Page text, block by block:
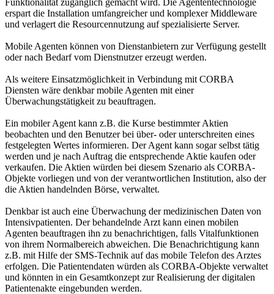
erspart die Installation umfangreicher und komplexer Middleware
und verlagert die Resourcennutzung auf spezialisierte Server.
Mobile Agenten können von Dienstanbietern zur Verfügung gestellt
oder nach Bedarf vom Dienstnutzer erzeugt werden.
Als weitere Einsatzmöglichkeit in Verbindung mit CORBA
Diensten wäre denkbar mobile Agenten mit einer
Überwachungstätigkeit zu beauftragen.
Ein mobiler Agent kann z.B. die Kurse bestimmter Aktien
beobachten und den Benutzer bei über- oder unterschreiten eines
festgelegten Wertes informieren. Der Agent kann sogar selbst tätig
werden und je nach Auftrag die entsprechende Aktie kaufen oder
verkaufen. Die Aktien würden bei diesem Szenario als CORBA-
Objekte vorliegen und von der verantwortlichen Institution, also der
die Aktien handelnden Börse, verwaltet.
Denkbar ist auch eine Überwachung der medizinischen Daten von
Intensivpatienten. Der behandelnde Arzt kann einen mobilen
Agenten beauftragen ihn zu benachrichtigen, falls Vitalfunktionen
von ihrem Normalbereich abweichen. Die Benachrichtigung kann
z.B. mit Hilfe der SMS-Technik auf das mobile Telefon des Arztes
erfolgen. Die Patientendaten würden als CORBA-Objekte verwaltet
und könnten in ein Gesamtkonzept zur Realisierung der digitalen
Patientenakte eingebunden werden.